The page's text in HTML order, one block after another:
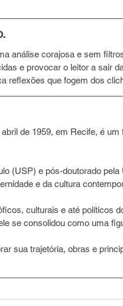
análise corajosa e sem
e provocar o leitor a sair
reflexões que fogem dos
de 1959, em Recife, é um
(USP) e pós-doutorado pela
e da cultura
culturais e até políticos
se consolidou como uma
sua trajetória, obras e